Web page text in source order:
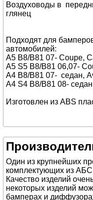
Воздуховоды в
глянец
Подходят для
автомобилей:
A5 B8/B81 07- Coupe,
A5 S5 B8/B81 06,07-
A4 B8/B81 07- седан,
A4 S4 B8/B81 08-
Изготовлен из ABS
Один из крупнейших
комплектующих из
Качество изделий
некоторых изделий
бамперах и